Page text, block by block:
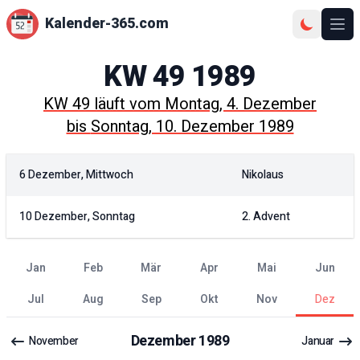
Kalender-365.com
KW49 1989
KW49läuft vomMontag, 4. Dezember
bisSonntag, 10. Dezember 1989
6 Dezember, Mittwoch Nikolaus
10 Dezember, Sonntag 2. Advent
Jan Feb Mär Apr Mai
Jun
Jul
Aug Sep Okt Nov Dez
November Dezember1989 Januar